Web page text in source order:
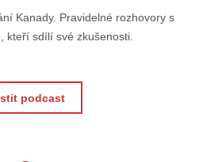
Kanady. Pravidelné rozhovory s
kteří sdílí své zkušenosti.
podcast